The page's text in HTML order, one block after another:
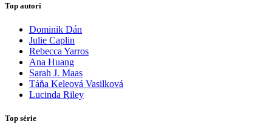
Top autori
Dominik Dán
Julie Caplin
Rebecca Yarros
Ana Huang
Sarah J. Maas
Táňa Keleová Vasilková
Lucinda Riley
Top série